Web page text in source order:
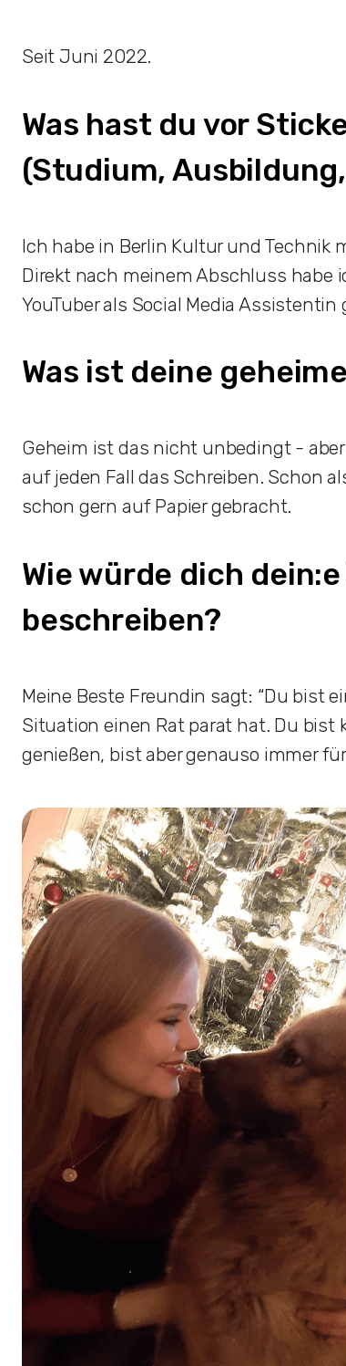
Seit Juni 2022.
Was hast du vor
(Studium,
Ich habe in Berlin Kultur und
Direkt nach meinem Abschluss habe
YouTuber als Social Media Assistentin
Was ist deine
Geheim ist das nicht unbedingt -
auf jeden Fall das Schreiben. Schon
schon gern auf Papier gebracht.
Wie würde dich
beschreiben?
Meine Beste Freundin sagt: “Du bist
Situation einen Rat parat hat. Du bist
genießen, bist aber genauso immer